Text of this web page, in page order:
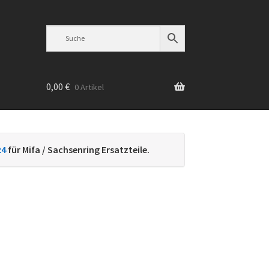
0,00 € 0 Artikel
für Mifa / Sachsenring Ersatzteile.